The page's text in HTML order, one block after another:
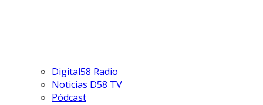
Digital58 Radio
Noticias D58 TV
Pódcast